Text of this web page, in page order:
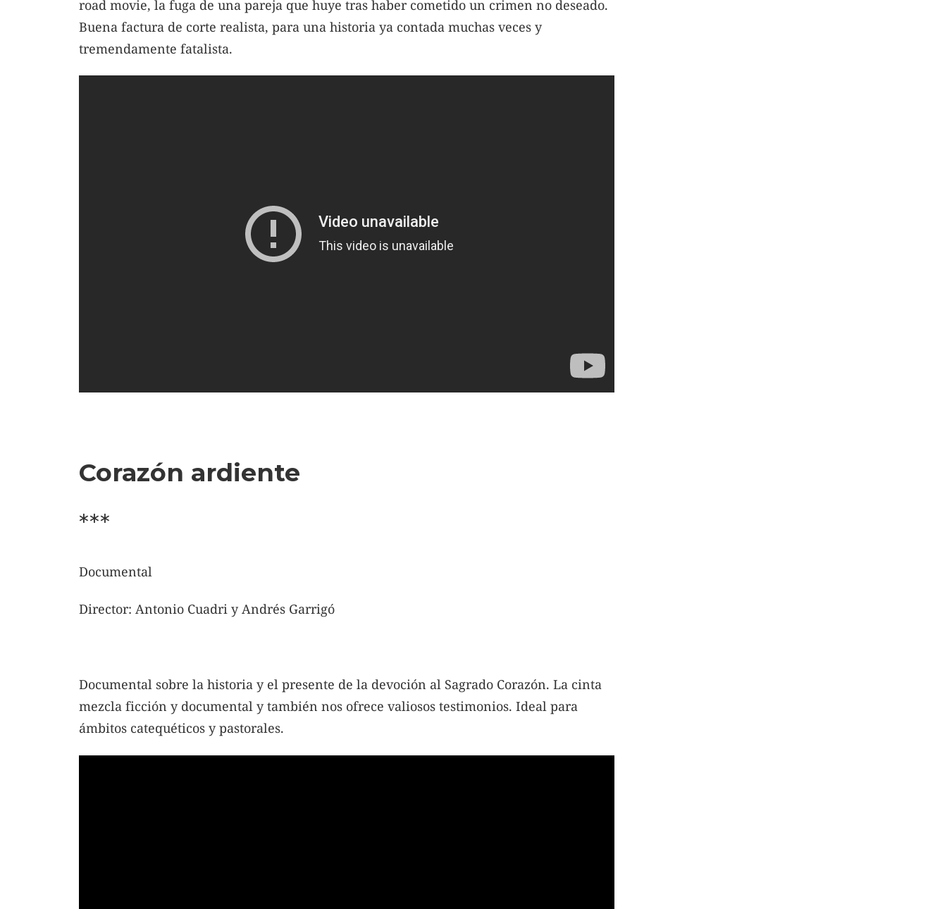
road movie, la fuga de una pareja que huye tras haber cometido un crimen no deseado.
Buena factura de corte realista, para una historia ya contada muchas veces y
tremendamente fatalista.
Corazón ardiente
***
Documental
Director: Antonio Cuadri y Andrés Garrigó
Documental sobre la historia y el presente de la devoción al Sagrado Corazón. La cinta
mezcla ficción y documental y también nos ofrece valiosos testimonios. Ideal para
ámbitos catequéticos y pastorales.